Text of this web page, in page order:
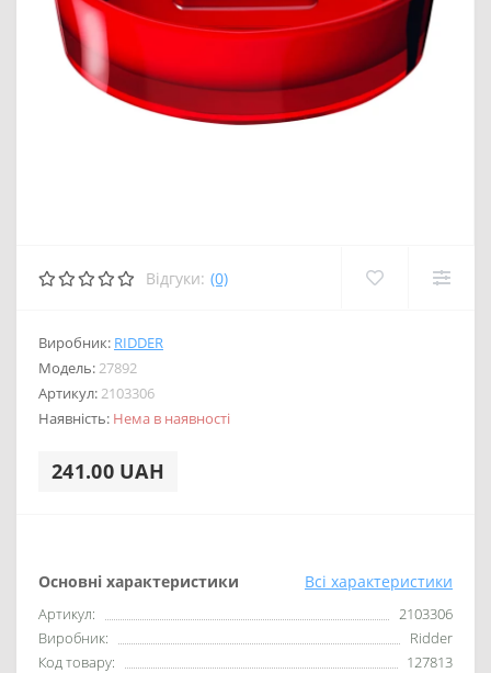
Відгуки: (0)
Виробник: RIDDER
Модель:27892
Артикул:2103306
Наявність: Нема в наявності
241.00 UAH
Основні характеристики Всі характеристики
Артикул:
2103306
Виробник:
Ridder
Код товару:
127813